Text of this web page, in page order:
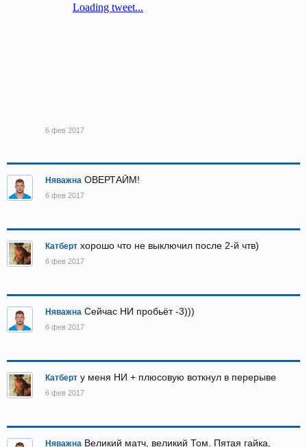
6 фев 2017
Няважна ОВЕРТАЙМ!
6 фев 2017
Катберт хорошо что не выключил после 2-й чтв)
6 фев 2017
Няважна Сейчас НИ пробьёт -3)))
6 фев 2017
Катберт у меня НИ + плюсовую воткнул в перерыве
6 фев 2017
Няважна Великий матч, великий Том. Пятая гайка,